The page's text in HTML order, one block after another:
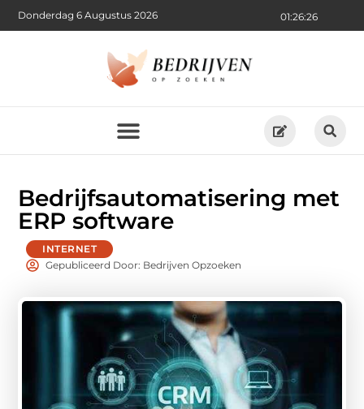
01:26:27
Donderdag 6 Augustus 2026
Bedrijfsautomatisering met
ERP software
INTERNET
Gepubliceerd Door: Bedrijven Opzoeken